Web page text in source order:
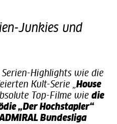
Junkies und
Kult-Serie „House
Top-Filme wie die
„Der Hochstapler“
Bundesliga